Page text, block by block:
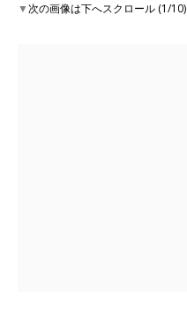
▼次の画像は下へスクロール (1/10)